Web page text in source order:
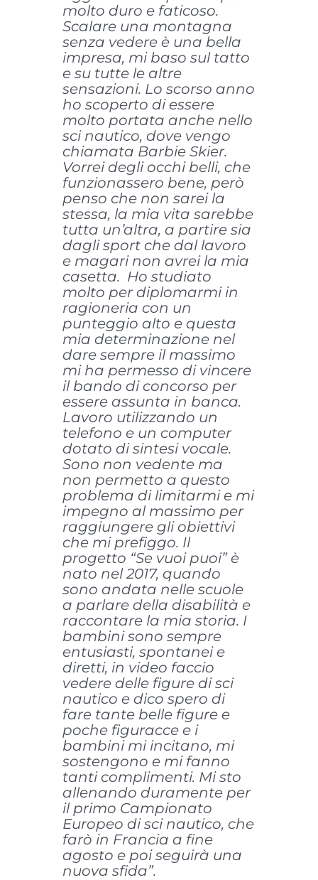
molto duro e faticoso.
Scalare una montagna
senza vedere è una bella
impresa, mi baso sul tatto
e su tutte le altre
sensazioni. Lo scorso anno
ho scoperto di essere
molto portata anche nello
sci nautico, dove vengo
chiamata Barbie Skier.
Vorrei degli occhi belli, che
funzionassero bene, però
penso che non sarei la
stessa, la mia vita sarebbe
tutta un’altra, a partire sia
dagli sport che dal lavoro
e magari non avrei la mia
casetta. Ho studiato
molto per diplomarmi in
ragioneria con un
punteggio alto e questa
mia determinazione nel
dare sempre il massimo
mi ha permesso di vincere
il bando di concorso per
essere assunta in banca.
Lavoro utilizzando un
telefono e un computer
dotato di sintesi vocale.
Sono non vedente ma
non permetto a questo
problema di limitarmi e mi
impegno al massimo per
raggiungere gli obiettivi
che mi prefiggo. Il
progetto “Se vuoi puoi” è
nato nel 2017, quando
sono andata nelle scuole
a parlare della disabilità e
raccontare la mia storia. I
bambini sono sempre
entusiasti, spontanei e
diretti, in video faccio
vedere delle figure di sci
nautico e dico spero di
fare tante belle figure e
poche figuracce e i
bambini mi incitano, mi
sostengono e mi fanno
tanti complimenti. Mi sto
allenando duramente per
il primo Campionato
Europeo di sci nautico, che
farò in Francia a fine
agosto e poi seguirà una
nuova sfida”.